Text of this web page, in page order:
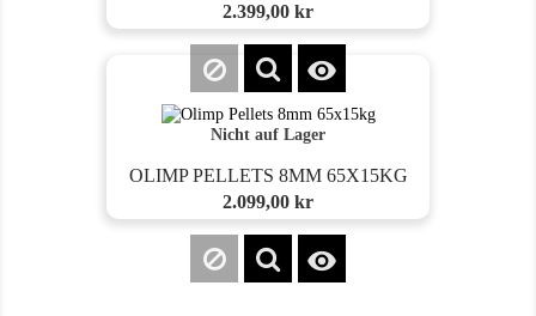
Preis
2.399,00 kr

Nicht auf Lager
OLIMP PELLETS 8MM 65X15KG
Preis
2.099,00 kr
